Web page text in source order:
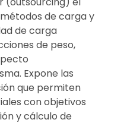
de carga y
de carga
de peso,
Expone las
que permiten
con objetivos
y cálculo de